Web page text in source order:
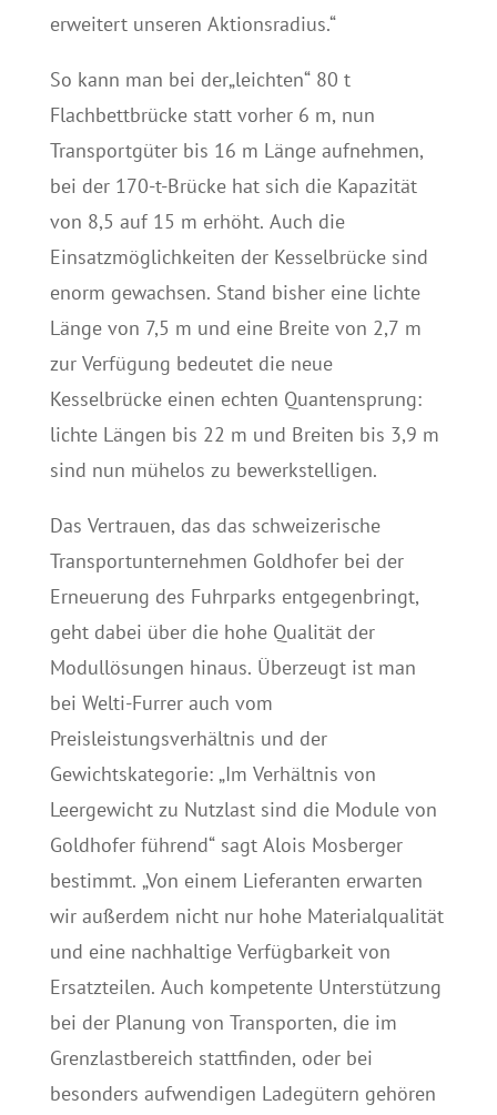
erweitert unseren Aktionsradius.“
So kann man bei der„leichten“ 80 t
Flachbettbrücke statt vorher 6 m, nun
Transportgüter bis 16 m Länge aufnehmen,
bei der 170-t-Brücke hat sich die Kapazität
von 8,5 auf 15 m erhöht. Auch die
Einsatzmöglichkeiten der Kesselbrücke sind
enorm gewachsen. Stand bisher eine lichte
Länge von 7,5 m und eine Breite von 2,7 m
zur Verfügung bedeutet die neue
Kesselbrücke einen echten Quantensprung:
lichte Längen bis 22 m und Breiten bis 3,9 m
sind nun mühelos zu bewerkstelligen.
Das Vertrauen, das das schweizerische
Transportunternehmen Goldhofer bei der
Erneuerung des Fuhrparks entgegenbringt,
geht dabei über die hohe Qualität der
Modullösungen hinaus. Überzeugt ist man
bei Welti-Furrer auch vom
Preisleistungsverhältnis und der
Gewichtskategorie: „Im Verhältnis von
Leergewicht zu Nutzlast sind die Module von
Goldhofer führend“ sagt Alois Mosberger
bestimmt. „Von einem Lieferanten erwarten
wir außerdem nicht nur hohe Materialqualität
und eine nachhaltige Verfügbarkeit von
Ersatzteilen. Auch kompetente Unterstützung
bei der Planung von Transporten, die im
Grenzlastbereich stattfinden, oder bei
besonders aufwendigen Ladegütern gehören